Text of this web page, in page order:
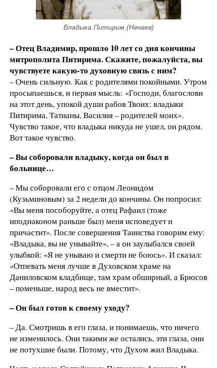
Владыка Питирим (Нечаев)
– Отец Владимир, прошло 10 лет со дня кончины
митрополита Питирима. Скажите, пожалуйста, вы
чувствуете какую-то духовную связь с ним?
– Очень сильную. Как с родителями покойными. Утром
просыпаешься, и первая мысль: «Господи, благослови
на этот день, упокой души рабов Твоих: владыки
Питирима, Татианы, Василия – родителей моих».
Чувство такое, что владыка никуда не ушел, он рядом.
Вот такое чувство.
– Вы соборовали владыку, когда он был в
больнице…
– Мы соборовали его с отцом Леонидом
(Кузьминовым) за 2 недели до кончины. Он попросил:
«Вы меня пособоруйте, а отец Рафаил (тоже
иподиаконом раньше был) меня исповедует и
причастит». После совершения Таинства говорим ему:
«Владыка, вы не унывайте», – а он заулыбался своей
улыбкой: «Я не унываю и смерти не боюсь». И сказал:
«Отпевать меня лучше в Духовском храме на
Даниловском кладбище, там храм обширный, а Брюсов
– поменьше, народ весь не вместит».
– Он был готов к своему уходу?
– Да. Смотришь в его глаза, и понимаешь, что ничего
не изменилось. Они такими же остались, эти глаза, они
не потухшие были. Потому, что Духом жил Владыка.